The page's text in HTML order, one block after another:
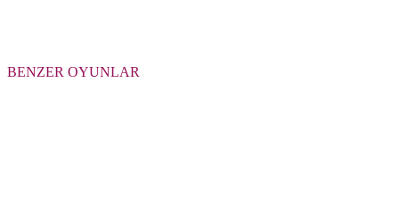
BENZER OYUNLAR